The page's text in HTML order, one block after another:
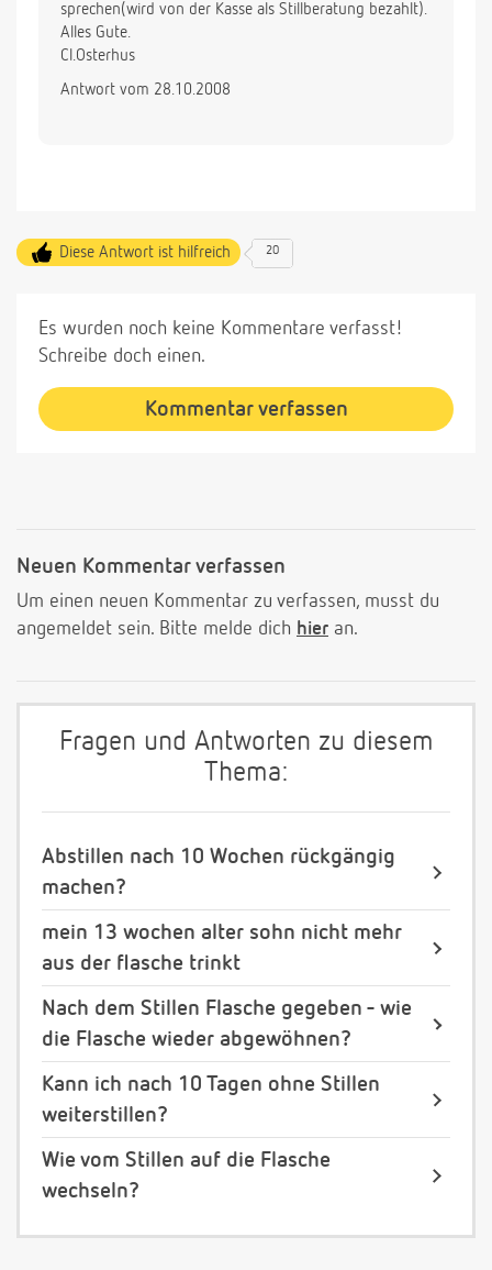
sprechen(wird von der Kasse als Stillberatung bezahlt).
Alles Gute.
Cl.Osterhus
Antwort vom 28.10.2008
Diese Antwort ist hilfreich 20
Es wurden noch keine Kommentare verfasst!
Schreibe doch einen.
Kommentar verfassen
Neuen Kommentar verfassen
Um einen neuen Kommentar zu verfassen, musst du
angemeldet sein. Bitte melde dich hier an.
Fragen und Antworten zu diesem
Thema:
Abstillen nach 10 Wochen rückgängig
machen?
mein 13 wochen alter sohn nicht mehr
aus der flasche trinkt
Nach dem Stillen Flasche gegeben - wie
die Flasche wieder abgewöhnen?
Kann ich nach 10 Tagen ohne Stillen
weiterstillen?
Wie vom Stillen auf die Flasche
wechseln?